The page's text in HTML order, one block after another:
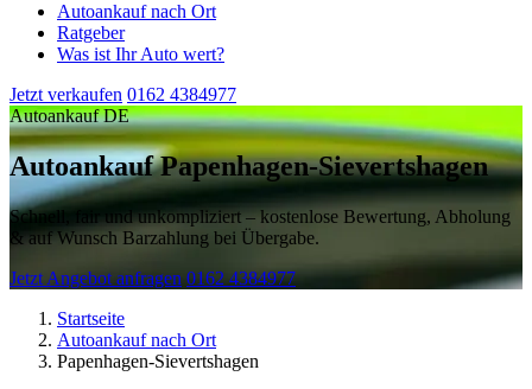
Autoankauf nach Ort
Ratgeber
Was ist Ihr Auto wert?
Jetzt verkaufen 0162 4384977
Autoankauf DE
Autoankauf Papenhagen-Sievertshagen
Schnell, fair und unkompliziert – kostenlose Bewertung, Abholung
& auf Wunsch Barzahlung bei Übergabe.
Jetzt Angebot anfragen 0162 4384977
Startseite
Autoankauf nach Ort
Papenhagen-Sievertshagen